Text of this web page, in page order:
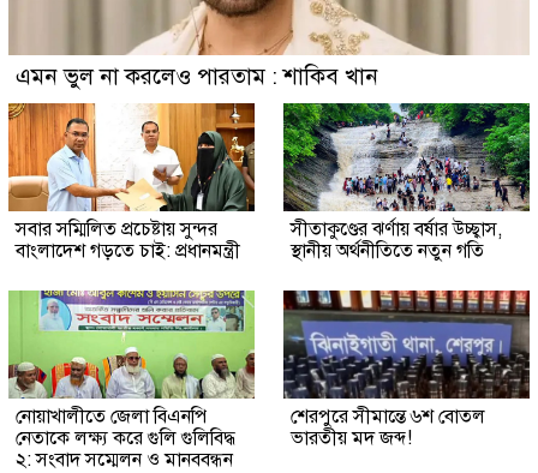
এমন ভুল না করলেও পারতাম : শাকিব খান
সবার সম্মিলিত প্রচেষ্টায় সুন্দর
বাংলাদেশ গড়তে চাই: প্রধানমন্ত্রী
সীতাকুণ্ডের ঝর্ণায় বর্ষার উচ্ছ্বাস,
স্থানীয় অর্থনীতিতে নতুন গতি
নোয়াখালীতে জেলা বিএনপি
নেতাকে লক্ষ্য করে গুলি গুলিবিদ্ধ
২: সংবাদ সম্মেলন ও মানববন্ধন
শেরপুরে সীমান্তে ৬শ বোতল
ভারতীয় মদ জব্দ!